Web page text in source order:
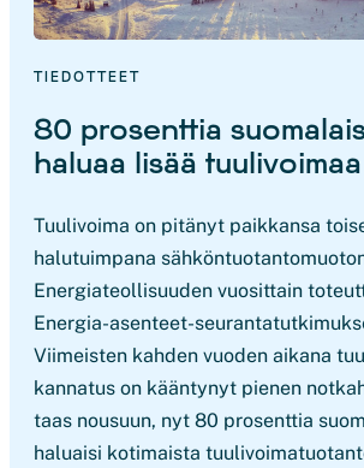
TIEDOTTEET
80 prosenttia
haluaa lisää tuulivoimaa
Tuulivoima on pitänyt paikkansa
halutuimpana
Energiateollisuuden vuosittain
Energia-asenteet-
Viimeisten kahden vuoden aikana
kannatus on kääntynyt pienen
taas nousuun, nyt 80 prosenttia
haluaisi kotimaista